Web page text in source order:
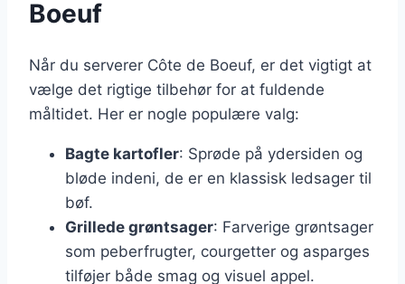
Boeuf
Når du serverer Côte de Boeuf, er det vigtigt at
vælge det rigtige tilbehør for at fuldende
måltidet. Her er nogle populære valg:
Bagte kartofler: Sprøde på ydersiden og
bløde indeni, de er en klassisk ledsager til
bøf.
Grillede grøntsager: Farverige grøntsager
som peberfrugter, courgetter og asparges
tilføjer både smag og visuel appel.